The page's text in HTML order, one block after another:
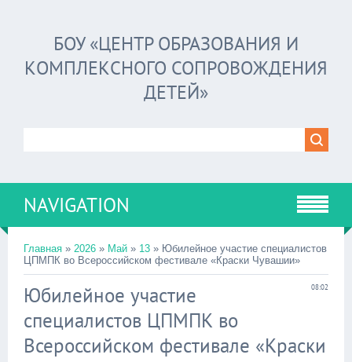
БОУ «ЦЕНТР ОБРАЗОВАНИЯ И
КОМПЛЕКСНОГО СОПРОВОЖДЕНИЯ
ДЕТЕЙ»
NAVIGATION
Главная » 2026 » Май » 13 » Юбилейное участие специалистов
ЦПМПК во Всероссийском фестивале «Краски Чувашии»
08:02
Юбилейное участие
специалистов ЦПМПК во
Всероссийском фестивале «Краски